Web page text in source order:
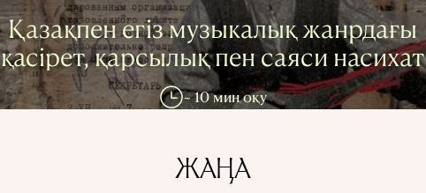
Қазақпен егіз музыкалық жанрдағы
қасірет, қарсылық пен саяси насихат
~ 10 мин оқу
ЖАҢА